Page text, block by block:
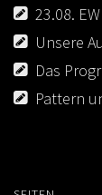
23.08.
Unsere
Das
Pattern